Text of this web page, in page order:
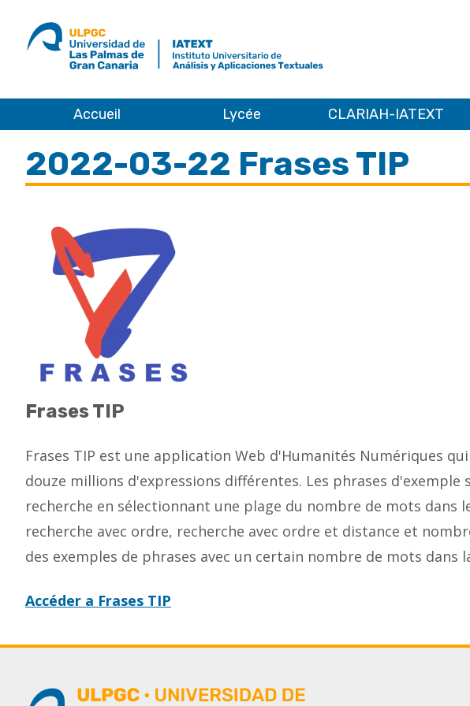
ULPGC
al
inicio
IATEXT
Accueil Lycée CLARIAH-IATEXT
2022-03-22 Frases TIP
Frases TIP
Frases TIP est une application Web d'Humanités Numériques
douze millions d'expressions différentes. Les phrases
recherche en sélectionnant une plage du nombre de mots dans
recherche avec ordre, recherche avec ordre et distance et
des exemples de phrases avec un certain nombre de mots dans
Accéder a Frases TIP